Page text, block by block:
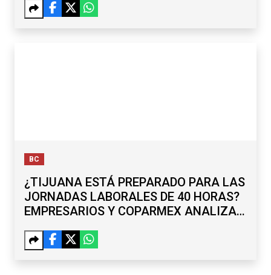
BC
¿TIJUANA ESTÁ PREPARADO PARA LAS
JORNADAS LABORALES DE 40 HORAS?
EMPRESARIOS Y COPARMEX ANALIZAN